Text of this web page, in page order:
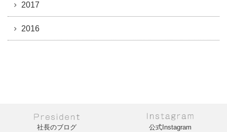
2017
2016
社長のブログ 公式Instagram